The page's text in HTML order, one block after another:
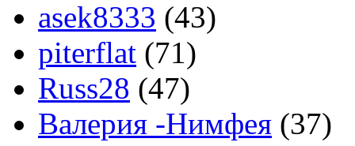
asek8333 (43)
piterflat (71)
Russ28 (47)
Валерия -Нимфея (37)